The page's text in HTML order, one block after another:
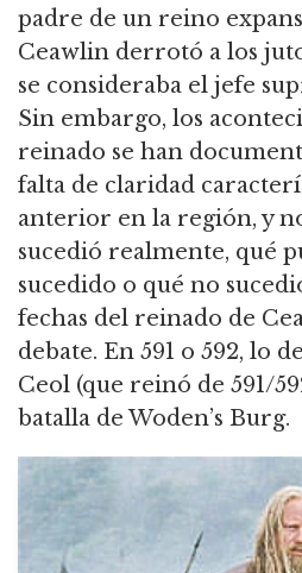
padre de un reino
Ceawlin derrotó a los
se consideraba el jefe
Sin embargo, los
reinado se han
falta de claridad
anterior en la región, y
sucedió realmente, qué
sucedido o qué no
fechas del reinado de
debate. En 591 o 592, lo
Ceol (que reinó de 591/
batalla de Woden’s Burg.